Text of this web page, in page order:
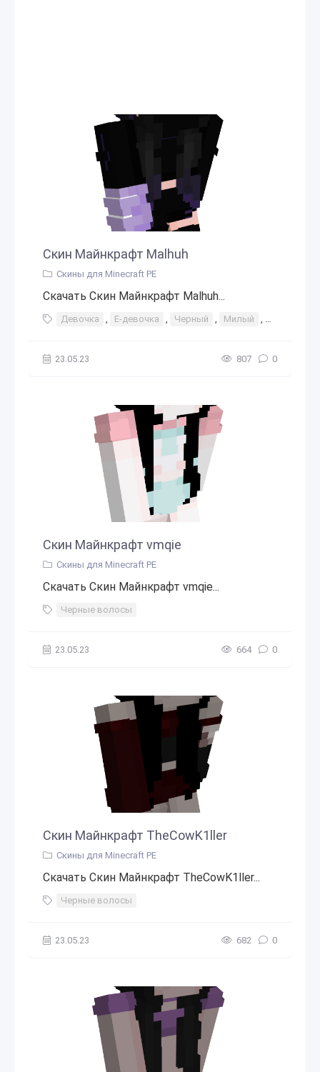
Скин Майнкрафт Malhuh
Скины для Minecraft PE
Скачать Скин Майнкрафт Malhuh...
Девочка , Е-девочка , Черный , Милый , Маска
23.05.23 807 0
Скин Майнкрафт vmqie
Скины для Minecraft PE
Скачать Скин Майнкрафт vmqie...
Черные волосы
23.05.23 664 0
Скин Майнкрафт TheCowK1ller
Скины для Minecraft PE
Скачать Скин Майнкрафт TheCowK1ller...
Черные волосы
23.05.23 682 0